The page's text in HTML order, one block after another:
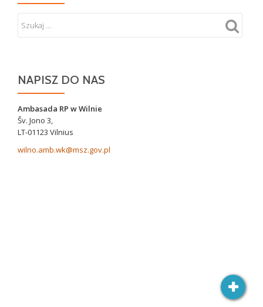
NAPISZ DO NAS
Ambasada RP w Wilnie
Šv. Jono 3,
LT-01123 Vilnius
wilno.amb.wk@msz.gov.pl